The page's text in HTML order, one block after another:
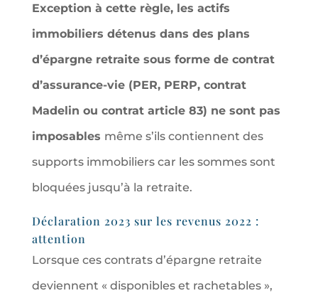
Exception à cette règle, les actifs
immobiliers détenus dans des plans
d’épargne retraite sous forme de contrat
d’assurance-vie (PER, PERP, contrat
Madelin ou contrat article 83) ne sont pas
imposables même s’ils contiennent des
supports immobiliers car les sommes sont
bloquées jusqu’à la retraite.
Déclaration 2023 sur les revenus 2022 :
attention
Lorsque ces contrats d’épargne retraite
deviennent « disponibles et rachetables »,